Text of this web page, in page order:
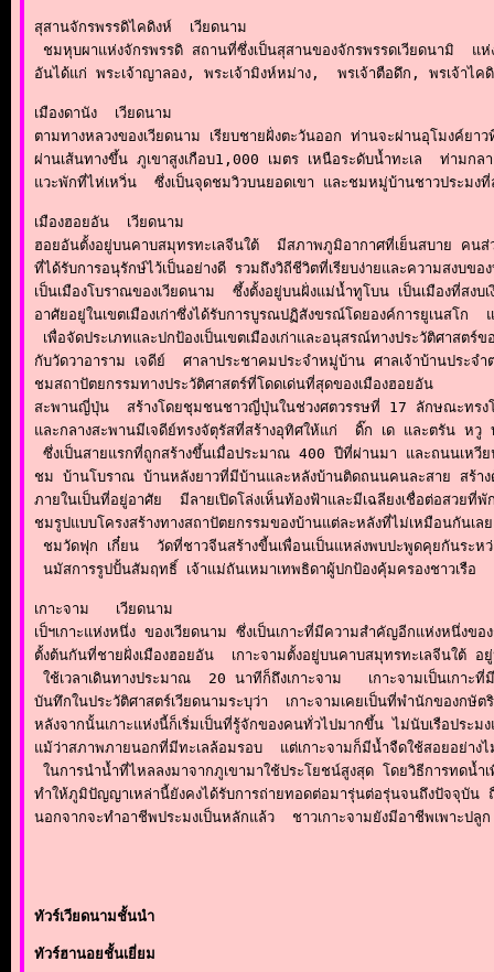
สุสานจักรพรรดิไคดิงห์  เวียดนาม
ชมหุบผาแห่งจักรพรรดิ สถานที่ซึ่งเป็นสุสานของจักรพรรดเวียดนามิ  แ
อันได้แก่ พระเจ้าญาลอง, พระเจ้ามิงห์หม่าง,  พรเจ้าตือดึก, พรเจ้าไค
เมืองดานัง  เวียดนาม
ตามทางหลวงของเวียดนาม เรียบชายฝั่งตะวันออก ท่านจะผ่านอุโมงค์ย
ผ่านเส้นทางขึ้น ภูเขาสูงเกือบ1,000 เมตร เหนือระดับน้ำทะเล  ท่ามก
แวะพักที่ไห่เหวิ่น  ซึ่งเป็นจุดชมวิวบนยอดเขา และชมหมู่บ้านชาวประมง
เมืองฮอยอัน  เวียดนาม
ฮอยอันตั้งอยู่บนคาบสมุทรทะเลจีนใต้  มีสภาพภูมิอากาศที่เย็นสบาย คน
ที่ได้รับการอนุรักษ์ไว้เป็นอย่างดี รวมถึงวิถีชีวิตที่เรียบง่ายและความสงบข
เป็นเมืองโบราณของเวียดนาม  ซึ้งตั้งอยู่บนฝั่งแม่น้ำทูโบน เป็นเมือง
อาศัยอยู่ในเขตเมืองเก่าซึ่งได้รับการบูรณปฏิสังขรณ์โดยองค์การยูเนส
เพื่อจัดประเภทและปกป้องเป็นเขตเมืองเก่าและอนุสรณ์ทางประวัติศาสต
กับวัดวาอาราม เจดีย์  ศาลาประชาคมประจำหมู่บ้าน ศาลเจ้าบ้านประ
ชมสถาปัตยกรรมทางประวัติศาสตร์ที่โดดเด่นที่สุดของเมืองฮอยอัน
สะพานญี่ปุ่น  สร้างโดยชุมชนชาวญี่ปุ่นในช่วงศตวรรษที่ 17 ลักษณะทรงโ
และกลางสะพานมีเจดีย์ทรงจัตุรัสที่สร้างอุทิศให้แก่  ดิ๊ก เด และตรัน ห
ซึ่งเป็นสายแรกที่ถูกสร้างขึ้นเมื่อประมาณ 400 ปีที่ผ่านมา และถนนเ
ชม บ้านโบราณ บ้านหลังยาวที่มีบ้านและหลังบ้านติดถนนคนละสาย สร้
ภายในเป็นที่อยู่อาศัย  มีลายเปิดโล่งเห็นท้องฟ้าและมีเฉลียงเชื่อต่อสวยที่พั
ชมรูปแบบโครงสร้างทางสถาปัตยกรรมของบ้านแต่ละหลังที่ไม่เหมือนกั
ชมวัดฟุก เกี๋ยน  วัดที่ชาวจีนสร้างขี้นเพื่อนเป็นแหล่งพบปะพูดคุยกันระห
นมัสการรูปปั้นสัมฤทธิ์ เจ้าแม่ถันเหมาเทพธิดาผู้ปกป้องคุ้มครองชาวเ
เกาะจาม   เวียดนาม
เป็ฯเกาะแห่งหนึ่ง ของเวียดนาม ซึ่งเป็นเกาะที่มีความสำคัญอีกแห่งหนึ่ง
ตั้งต้นกันที่ชายฝั่งเมืองฮอยอัน  เกาะจามตั้งอยู่บนคาบสมุทรทะเลจีนใต้
ใช้เวลาเดินทางประมาณ  20 นาทีก็ถึงเกาะจาม   เกาะจามเป็นเกา
บันทึกในประวัติศาสตร์เวียดนามระบุว่า  เกาะจามเคยเป็นที่พำนักของก
หลังจากนั้นเกาะแห่งนี้ก็เริ่มเป็นที่รู้จักของคนทั่วไปมากขึ้น ไม่นับเรือประม
แม้ว่าสภาพภายนอกที่มีทะเลล้อมรอบ  แต่เกาะจามก็มีน้ำจืดใช้สอยอย่า
ในการนำน้ำที่ไหลลงมาจากภูเขามาใช้ประโยชน์สูงสุด โดยวิธีการทด
ทำให้ภูมิปัญญาเหล่านี้ยังคงได้รับการถ่ายทอดต่อมารุ่นต่อรุ่นจนถึงปัจจุบัน
นอกจากจะทำอาชีพประมงเป็นหลักแล้ว  ชาวเกาะจามยังมีอาชีพเพาะ
ทัวร์เวียดนามชั้นนำ
ทัวร์ฮานอยชั้นเยี่ยม